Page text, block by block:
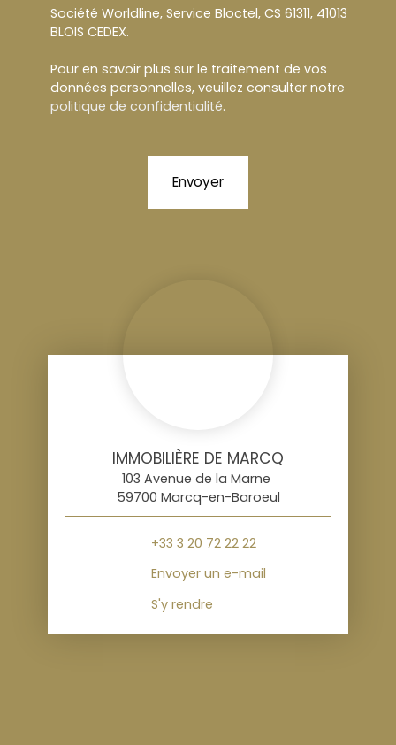
Société Worldline, Service Bloctel, CS 61311, 41013
BLOIS CEDEX.
Pour en savoir plus sur le traitement de vos
données personnelles, veuillez consulter notre
politique de confidentialité.
Envoyer
IMMOBILIÈRE DE MARCQ
103 Avenue de la Marne
59700 Marcq-en-Baroeul
+33 3 20 72 22 22
Envoyer un e-mail
S'y rendre